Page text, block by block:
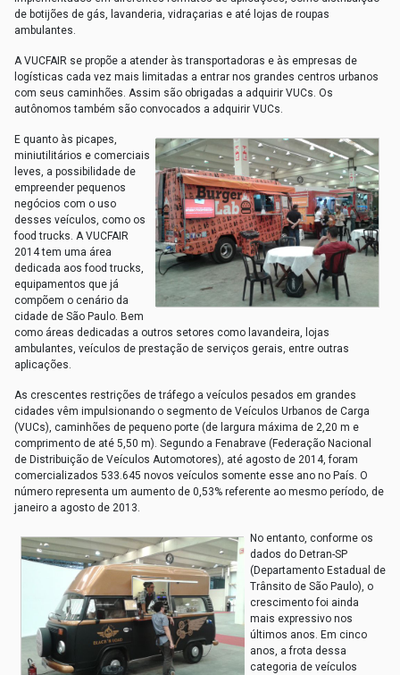
de botijões de gás, lavanderia, vidraçarias e até lojas de roupas
ambulantes.
A VUCFAIR se propõe a atender às transportadoras e às empresas de
logísticas cada vez mais limitadas a entrar nos grandes centros urbanos
com seus caminhões. Assim são obrigadas a adquirir VUCs. Os
autônomos também são convocados a adquirir VUCs.
E quanto às picapes,
miniutilitários e comerciais
leves, a possibilidade de
empreender pequenos
negócios com o uso
desses veículos, como os
food trucks. A VUCFAIR
2014 tem uma área
dedicada aos food trucks,
equipamentos que já
compõem o cenário da
cidade de São Paulo. Bem
como áreas dedicadas a outros setores como lavandeira, lojas
ambulantes, veículos de prestação de serviços gerais, entre outras
aplicações.
As crescentes restrições de tráfego a veículos pesados em grandes
cidades vêm impulsionando o segmento de Veículos Urbanos de Carga
(VUCs), caminhões de pequeno porte (de largura máxima de 2,20 m e
comprimento de até 5,50 m). Segundo a Fenabrave (Federação Nacional
de Distribuição de Veículos Automotores), até agosto de 2014, foram
comercializados 533.645 novos veículos somente esse ano no País. O
número representa um aumento de 0,53% referente ao mesmo período, de
janeiro a agosto de 2013.
No entanto, conforme os
dados do Detran-SP
(Departamento Estadual de
Trânsito de São Paulo), o
crescimento foi ainda
mais expressivo nos
últimos anos. Em cinco
anos, a frota dessa
categoria de veículos